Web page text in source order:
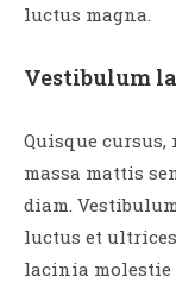
luctus magna.
Vestibulum
Quisque cursus,
massa mattis
diam.
luctus et
lacinia molestie